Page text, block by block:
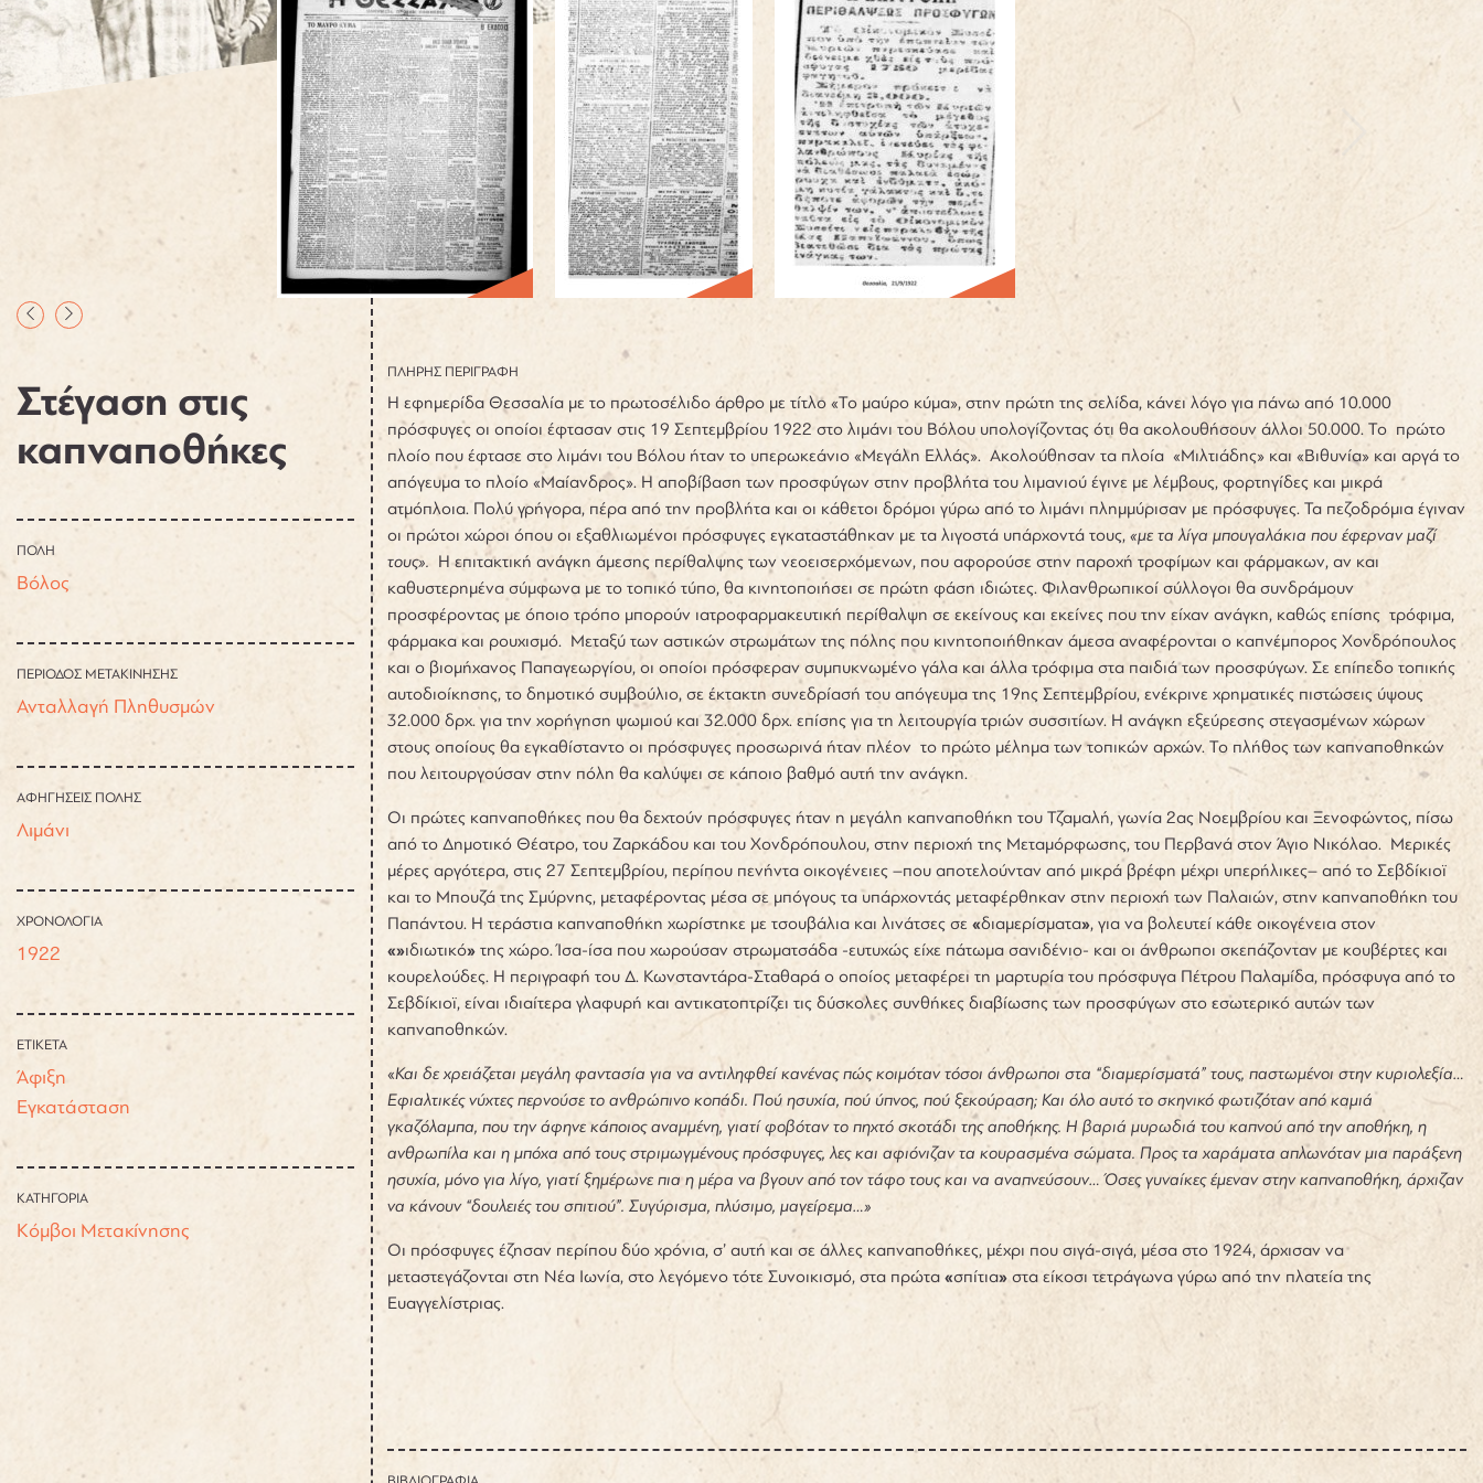
Στέγαση στις
καπναποθήκες
ΠΟΛΗ
Βόλος
ΠΕΡΙΟΔΟΣ ΜΕΤΑΚΙΝΗΣΗΣ
Ανταλλαγή Πληθυσμών
ΑΦΗΓΗΣΕΙΣ ΠΟΛΗΣ
Λιμάνι
ΧΡΟΝΟΛΟΓΙΑ
1922
ΕΤΙΚΕΤΑ
Άφιξη
Εγκατάσταση
ΚΑΤΗΓΟΡΙΑ
Κόμβοι Μετακίνησης
ΠΛΗΡΗΣ ΠΕΡΙΓΡΑΦΗ
Η εφημερίδα Θεσσαλία με το πρωτοσέλιδο άρθρο με τίτλο «Το μαύρο κύμα», στην πρώτη της σελίδα, κάνει λόγο για πάνω από 10.000
πρόσφυγες οι οποίοι έφτασαν στις 19 Σεπτεμβρίου 1922 στο λιμάνι του Βόλου υπολογίζοντας ότι θα ακολουθήσουν άλλοι 50.000. Το πρώτο
πλοίο που έφτασε στο λιμάνι του Βόλου ήταν το υπερωκεάνιο «Μεγάλη Ελλάς». Ακολούθησαν τα πλοία «Μιλτιάδης» και «Βιθυνία» και αργά το
απόγευμα το πλοίο «Μαίανδρος». Η αποβίβαση των προσφύγων στην προβλήτα του λιμανιού έγινε με λέμβους, φορτηγίδες και μικρά
ατμόπλοια. Πολύ γρήγορα, πέρα από την προβλήτα και οι κάθετοι δρόμοι γύρω από το λιμάνι πλημμύρισαν με πρόσφυγες. Τα πεζοδρόμια έγιναν
οι πρώτοι χώροι όπου οι εξαθλιωμένοι πρόσφυγες εγκαταστάθηκαν με τα λιγοστά υπάρχοντά τους, «με τα λίγα μπουγαλάκια που έφερναν μαζί
τους». Η επιτακτική ανάγκη άμεσης περίθαλψης των νεοεισερχόμενων, που αφορούσε στην παροχή τροφίμων και φάρμακων, αν και
καθυστερημένα σύμφωνα με το τοπικό τύπο, θα κινητοποιήσει σε πρώτη φάση ιδιώτες. Φιλανθρωπικοί σύλλογοι θα συνδράμουν
προσφέροντας με όποιο τρόπο μπορούν ιατροφαρμακευτική περίθαλψη σε εκείνους και εκείνες που την είχαν ανάγκη, καθώς επίσης τρόφιμα,
φάρμακα και ρουχισμό. Μεταξύ των αστικών στρωμάτων της πόλης που κινητοποιήθηκαν άμεσα αναφέρονται ο καπνέμπορος Χονδρόπουλος
και ο βιομήχανος Παπαγεωργίου, οι οποίοι πρόσφεραν συμπυκνωμένο γάλα και άλλα τρόφιμα στα παιδιά των προσφύγων. Σε επίπεδο τοπικής
αυτοδιοίκησης, το δημοτικό συμβούλιο, σε έκτακτη συνεδρίασή του απόγευμα της 19ης Σεπτεμβρίου, ενέκρινε χρηματικές πιστώσεις ύψους
32.000 δρχ. για την χορήγηση ψωμιού και 32.000 δρχ. επίσης για τη λειτουργία τριών συσσιτίων. Η ανάγκη εξεύρεσης στεγασμένων χώρων
στους οποίους θα εγκαθίσταντο οι πρόσφυγες προσωρινά ήταν πλέον το πρώτο μέλημα των τοπικών αρχών. Το πλήθος των καπναποθηκών
που λειτουργούσαν στην πόλη θα καλύψει σε κάποιο βαθμό αυτή την ανάγκη.
Οι πρώτες καπναποθήκες που θα δεχτούν πρόσφυγες ήταν η μεγάλη καπναποθήκη του Τζαμαλή, γωνία 2ας Νοεμβρίου και Ξενοφώντος, πίσω
από το Δημοτικό Θέατρο, του Ζαρκάδου και του Χονδρόπουλου, στην περιοχή της Μεταμόρφωσης, του Περβανά στον Άγιο Νικόλαο. Μερικές
μέρες αργότερα, στις 27 Σεπτεμβρίου, περίπου πενήντα οικογένειες –που αποτελούνταν από μικρά βρέφη μέχρι υπερήλικες– από το Σεβδίκιοϊ
και το Μπουζά της Σμύρνης, μεταφέροντας μέσα σε μπόγους τα υπάρχοντάς μεταφέρθηκαν στην περιοχή των Παλαιών, στην καπναποθήκη του
Παπάντου. Η τεράστια καπναποθήκη χωρίστηκε με τσουβάλια και λινάτσες σε «διαμερίσματα», για να βολευτεί κάθε οικογένεια στον
«»ιδιωτικό» της χώρο. Ίσα-ίσα που χωρούσαν στρωματσάδα -ευτυχώς είχε πάτωμα σανιδένιο- και οι άνθρωποι σκεπάζονταν με κουβέρτες και
κουρελούδες. Η περιγραφή του Δ. Κωνσταντάρα-Σταθαρά ο οποίος μεταφέρει τη μαρτυρία του πρόσφυγα Πέτρου Παλαμίδα, πρόσφυγα από το
Σεβδίκιοϊ, είναι ιδιαίτερα γλαφυρή και αντικατοπτρίζει τις δύσκολες συνθήκες διαβίωσης των προσφύγων στο εσωτερικό αυτών των
καπναποθηκών.
«Και δε χρειάζεται μεγάλη φαντασία για να αντιληφθεί κανένας πώς κοιμόταν τόσοι άνθρωποι στα “διαμερίσματά” τους, παστωμένοι στην κυριολεξία…
Εφιαλτικές νύχτες περνούσε το ανθρώπινο κοπάδι. Πού ησυχία, πού ύπνος, πού ξεκούραση; Και όλο αυτό το σκηνικό φωτιζόταν από καμιά
γκαζόλαμπα, που την άφηνε κάποιος αναμμένη, γιατί φοβόταν το πηχτό σκοτάδι της αποθήκης. Η βαριά μυρωδιά του καπνού από την αποθήκη, η
ανθρωπίλα και η μπόχα από τους στριμωγμένους πρόσφυγες, λες και αφιόνιζαν τα κουρασμένα σώματα. Προς τα χαράματα απλωνόταν μια παράξενη
ησυχία, μόνο για λίγο, γιατί ξημέρωνε πια η μέρα να βγουν από τον τάφο τους και να αναπνεύσουν… Όσες γυναίκες έμεναν στην καπναποθήκη, άρχιζαν
να κάνουν “δουλειές του σπιτιού”. Συγύρισμα, πλύσιμο, μαγείρεμα…»
Οι πρόσφυγες έζησαν περίπου δύο χρόνια, σ’ αυτή και σε άλλες καπναποθήκες, μέχρι που σιγά-σιγά, μέσα στο 1924, άρχισαν να
μεταστεγάζονται στη Νέα Ιωνία, στο λεγόμενο τότε Συνοικισμό, στα πρώτα «σπίτια» στα είκοσι τετράγωνα γύρω από την πλατεία της
Ευαγγελίστριας.